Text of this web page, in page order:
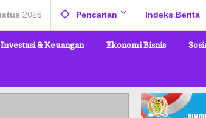
2026 Pencarian Indeks Berita
Investasi & Keuangan Ekonomi Bisnis